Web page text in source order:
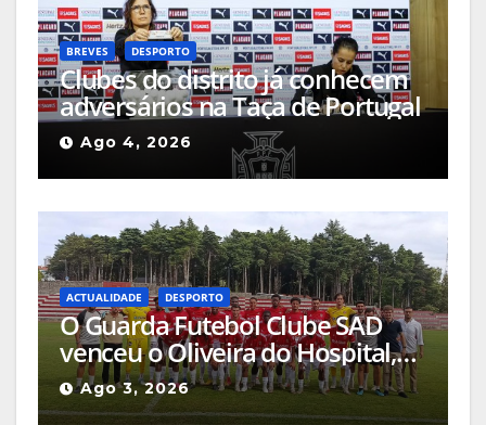
BREVES DESPORTO
Clubes do distrito já conhecem
adversários na Taça de Portugal
Ago 4, 2026
ACTUALIDADE DESPORTO
O Guarda Futebol Clube SAD
venceu o Oliveira do Hospital,
por 1-0, naquele que foi o jogo
de apresentação
Ago 3, 2026